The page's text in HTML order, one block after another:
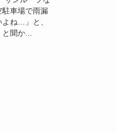
駐車場で雨漏
ね…」と、
聞か...